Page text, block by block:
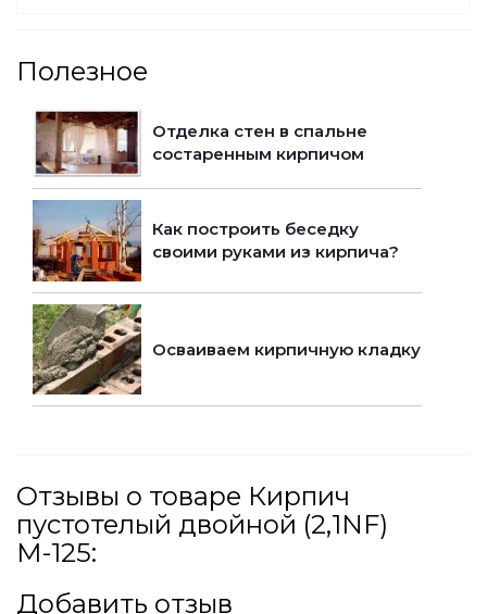
Полезное
Отделка стен в спальне
состаренным кирпичом
Как построить беседку
своими руками из кирпича?
Осваиваем кирпичную кладку
Отзывы о товаре Кирпич
пустотелый двойной (2,1NF)
М-125:
Добавить отзыв